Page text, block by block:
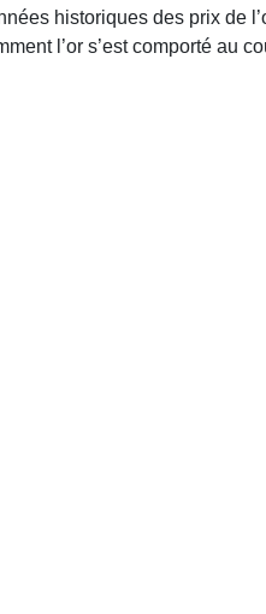
historiques des prix de
l’or s’est comporté au